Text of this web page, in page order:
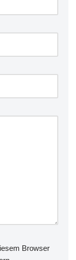
Browser